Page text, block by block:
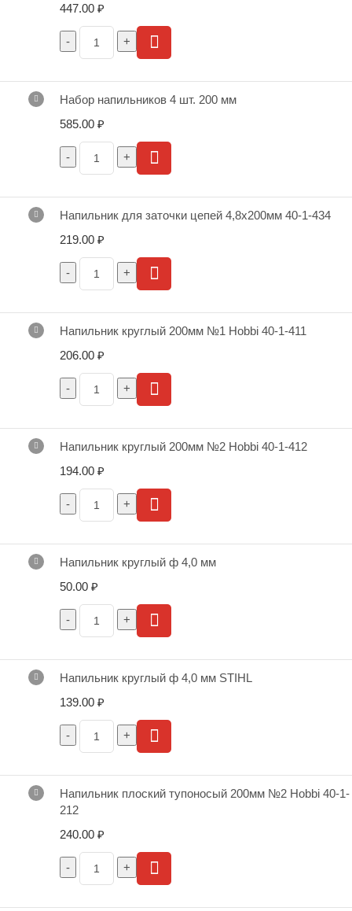
447.00 ₽
Набор напильников 4 шт. 200 мм
585.00 ₽
Напильник для заточки цепей 4,8х200мм 40-1-434
219.00 ₽
Напильник круглый 200мм №1 Hobbi 40-1-411
206.00 ₽
Напильник круглый 200мм №2 Hobbi 40-1-412
194.00 ₽
Напильник круглый ф 4,0 мм
50.00 ₽
Напильник круглый ф 4,0 мм STIHL
139.00 ₽
Напильник плоский тупоносый 200мм №2 Hobbi 40-1-
212
240.00 ₽